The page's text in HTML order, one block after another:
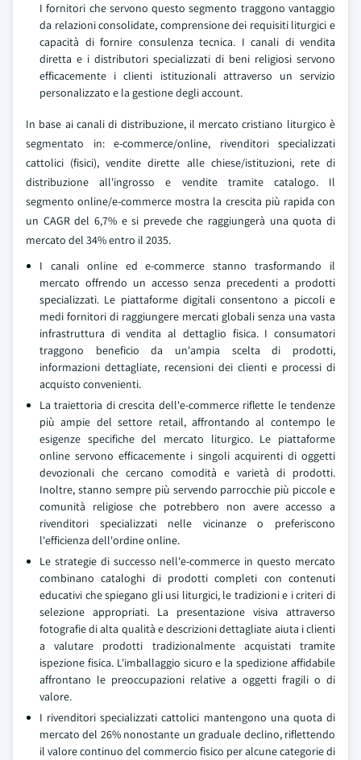
I fornitori che servono questo segmento traggono vantaggio
da relazioni consolidate, comprensione dei requisiti liturgici e
capacità di fornire consulenza tecnica. I canali di vendita
diretta e i distributori specializzati di beni religiosi servono
efficacemente i clienti istituzionali attraverso un servizio
personalizzato e la gestione degli account.
In base ai canali di distribuzione, il mercato cristiano liturgico è
segmentato in: e-commerce/online, rivenditori specializzati
cattolici (fisici), vendite dirette alle chiese/istituzioni, rete di
distribuzione all'ingrosso e vendite tramite catalogo. Il
segmento online/e-commerce mostra la crescita più rapida con
un CAGR del 6,7% e si prevede che raggiungerà una quota di
mercato del 34% entro il 2035.
I canali online ed e-commerce stanno trasformando il
mercato offrendo un accesso senza precedenti a prodotti
specializzati. Le piattaforme digitali consentono a piccoli e
medi fornitori di raggiungere mercati globali senza una vasta
infrastruttura di vendita al dettaglio fisica. I consumatori
traggono beneficio da un'ampia scelta di prodotti,
informazioni dettagliate, recensioni dei clienti e processi di
acquisto convenienti.
La traiettoria di crescita dell'e-commerce riflette le tendenze
più ampie del settore retail, affrontando al contempo le
esigenze specifiche del mercato liturgico. Le piattaforme
online servono efficacemente i singoli acquirenti di oggetti
devozionali che cercano comodità e varietà di prodotti.
Inoltre, stanno sempre più servendo parrocchie più piccole e
comunità religiose che potrebbero non avere accesso a
rivenditori specializzati nelle vicinanze o preferiscono
l'efficienza dell'ordine online.
Le strategie di successo nell'e-commerce in questo mercato
combinano cataloghi di prodotti completi con contenuti
educativi che spiegano gli usi liturgici, le tradizioni e i criteri di
selezione appropriati. La presentazione visiva attraverso
fotografie di alta qualità e descrizioni dettagliate aiuta i clienti
a valutare prodotti tradizionalmente acquistati tramite
ispezione fisica. L'imballaggio sicuro e la spedizione affidabile
affrontano le preoccupazioni relative a oggetti fragili o di
valore.
I rivenditori specializzati cattolici mantengono una quota di
mercato del 26% nonostante un graduale declino, riflettendo
il valore continuo del commercio fisico per alcune categorie di